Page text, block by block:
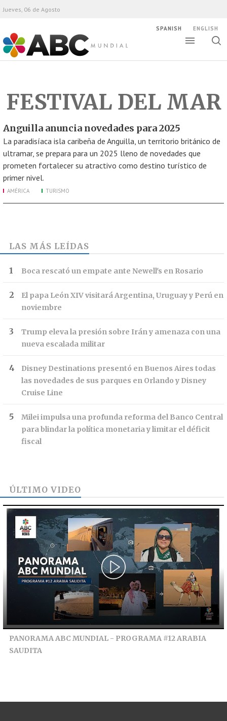
ABC Mundial
Jueves, 06 de Agosto
SPANISH ENGLISH
FESTIVAL DEL MAR
Anguilla anuncia novedades para 2025
La paradisíaca isla caribeña de Anguilla, un territorio británico de
ultramar, se prepara para un 2025 lleno de novedades que
prometen fortalecer su atractivo como destino turístico de
primer nivel.
AMÉRICA TURISMO
LAS MÁS LEÍDAS
Boca rescató un empate ante Newell's en Rosario
El papa León XIV visitará Argentina, Uruguay y Perú en
noviembre
Trump eleva la presión sobre Irán y amenaza con una
nueva escalada militar
Disney Destinations presentó en Buenos Aires todas
las novedades de sus parques en Orlando y Disney
Cruise Line
Milei impulsa una profunda reforma del Banco Central
para blindar la política monetaria y limitar el déficit
fiscal
ÚLTIMO VIDEO
PANORAMA ABC MUNDIAL - PROGRAMA #12 ARABIA
SAUDITA